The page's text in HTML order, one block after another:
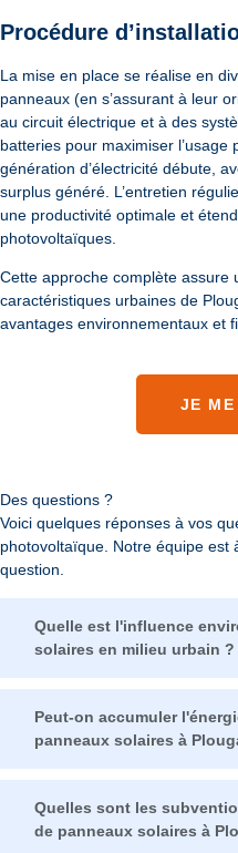
Procédure
La mise en place se réalise en
panneaux (en s’assurant à leur
au circuit électrique et à des
batteries pour maximiser
génération d’électricité débute,
surplus généré. L’entretien
une productivité optimale et
photovoltaïques.
Cette approche complète assure
caractéristiques urbaines de
avantages environnementaux et
JE
Des questions ?
Voici quelques réponses à vos
photovoltaïque. Notre équipe est
question.
Quelle est l'influence
solaires en milieu urbain ?
Peut-on accumuler
panneaux solaires à
Quelles sont les
de panneaux solaires à